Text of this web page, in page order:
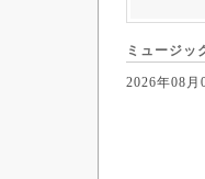
ミュージッ
2026年08